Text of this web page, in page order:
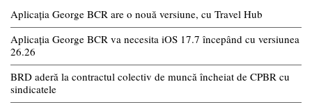
Aplicația George BCR are o nouă versiune, cu Travel Hub
Aplicația George BCR va necesita iOS 17.7 începând cu versiunea
26.26
BRD aderă la contractul colectiv de muncă încheiat de CPBR cu
sindicatele